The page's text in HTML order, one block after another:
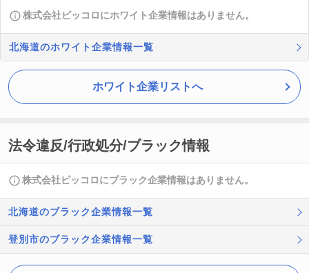
株式会社ピッコロにホワイト企業情報はありません。
北海道のホワイト企業情報一覧
ホワイト企業リストへ
法令違反/行政処分/ブラック情報
株式会社ピッコロにブラック企業情報はありません。
北海道のブラック企業情報一覧
登別市のブラック企業情報一覧